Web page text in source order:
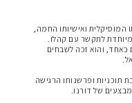
המוסיקלית ואישיותו החמה,
מיוחדת לתקשר עם קהלו.
והוא זכה לשבחים
תוכניות ופרשנותו הרגישה
של דורנו.